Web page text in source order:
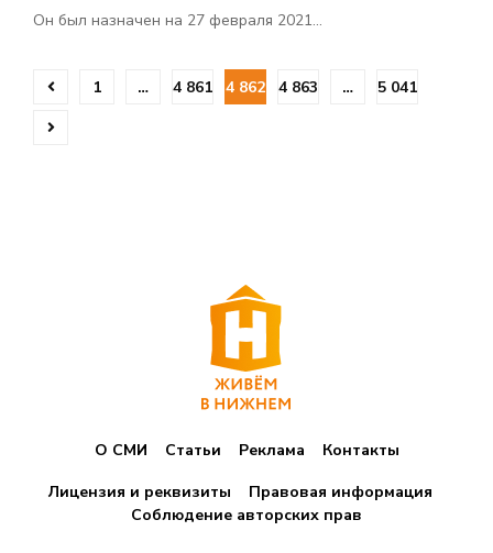
Он был назначен на 27 февраля 2021...
П
а
а
1 … 4 861 4 862 4 863 … 5 041
О СМИ Статьи Реклама
Контакты
Лицензия и реквизиты
Правовая информация
Соблюдение авторских прав